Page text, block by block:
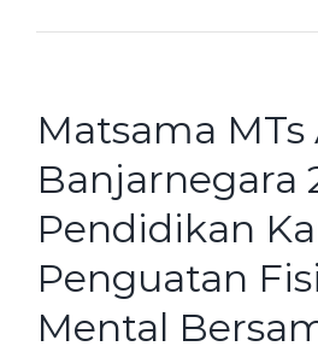
Matsama
Banjarnegara
Pendidikan
Penguatan
Mental